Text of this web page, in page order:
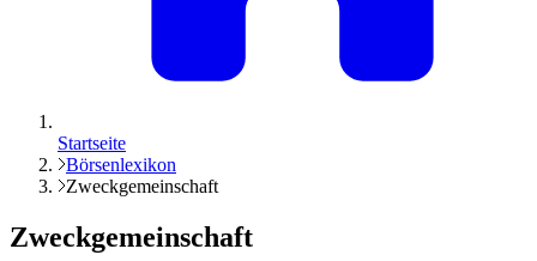
Startseite
Börsenlexikon
Zweckgemeinschaft
Zweckgemeinschaft